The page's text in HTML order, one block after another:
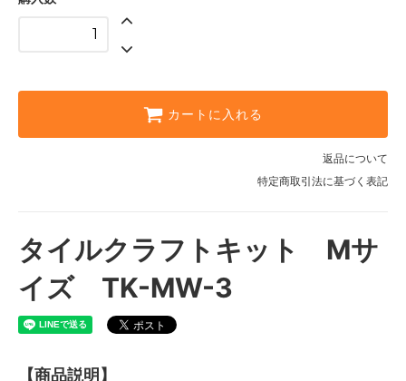
カートに入れる
返品について
特定商取引法に基づく表記
タイルクラフトキット Mサ
イズ TK-MW-3
【商品説明】